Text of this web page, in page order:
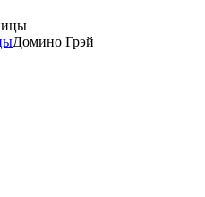
Домино Грэй